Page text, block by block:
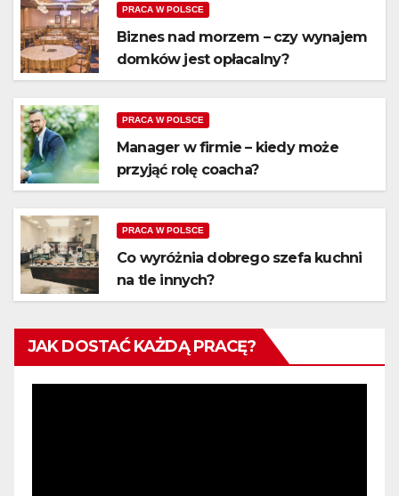
PRACA W POLSCE
Biznes nad morzem – czy wynajem
domków jest opłacalny?
PRACA W POLSCE
Manager w firmie – kiedy może
przyjąć rolę coacha?
PRACA W POLSCE
Co wyróżnia dobrego szefa kuchni
na tle innych?
JAK DOSTAĆ KAŻDĄ PRACĘ?